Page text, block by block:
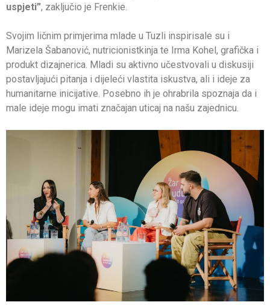
uspjeti”, zaključio je Frenkie.
Svojim ličnim primjerima mlade u Tuzli inspirisale su i
Marizela Šabanović, nutricionistkinja te Irma Kohel, grafička i
produkt dizajnerica. Mladi su aktivno učestvovali u diskusiji
postavljajući pitanja i dijeleći vlastita iskustva, ali i ideje za
humanitarne inicijative. Posebno ih je ohrabrila spoznaja da i
male ideje mogu imati značajan uticaj na našu zajednicu.